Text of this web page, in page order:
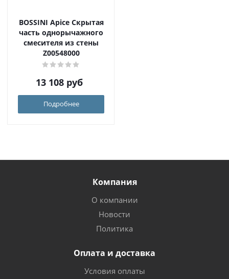
BOSSINI Apice Скрытая
часть однорычажного
смесителя из стены
Z00548000
13 108 руб
Подробнее
Компания
О компании
Новости
Политика
Оплата и доставка
Условия оплаты